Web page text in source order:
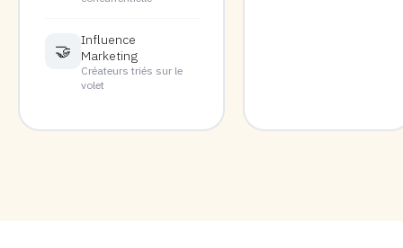
🤝
Influence
Marketing
Créateurs triés sur le
volet